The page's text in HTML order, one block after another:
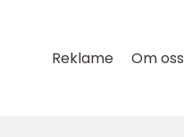
Reklame Om oss